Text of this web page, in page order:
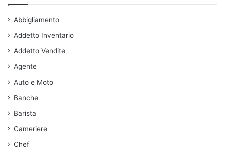
Abbigliamento
Addetto Inventario
Addetto Vendite
Agente
Auto e Moto
Banche
Barista
Cameriere
Chef